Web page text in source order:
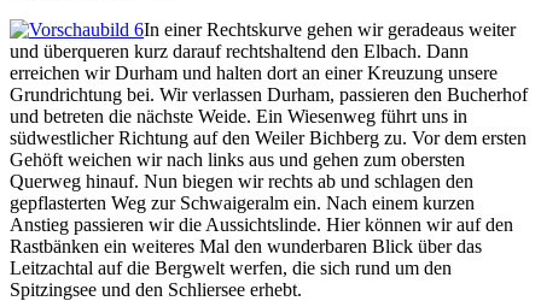
In einer Rechtskurve gehen wir geradeaus weiter
und überqueren kurz darauf rechtshaltend den Elbach. Dann
erreichen wir Durham und halten dort an einer Kreuzung unsere
Grundrichtung bei. Wir verlassen Durham, passieren den Bucherhof
und betreten die nächste Weide. Ein Wiesenweg führt uns in
südwestlicher Richtung auf den Weiler Bichberg zu. Vor dem ersten
Gehöft weichen wir nach links aus und gehen zum obersten
Querweg hinauf. Nun biegen wir rechts ab und schlagen den
gepflasterten Weg zur Schwaigeralm ein. Nach einem kurzen
Anstieg passieren wir die Aussichtslinde. Hier können wir auf den
Rastbänken ein weiteres Mal den wunderbaren Blick über das
Leitzachtal auf die Bergwelt werfen, die sich rund um den
Spitzingsee und den Schliersee erhebt.